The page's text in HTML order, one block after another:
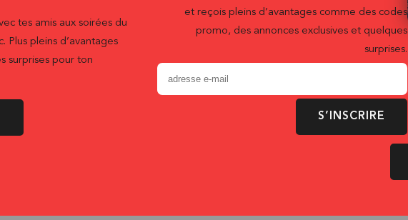
tes amis aux soirées du
Plus pleins d’avantages
surprises pour ton
et reçois pleins d’avantages comme des codes
promo, des annonces exclusives et quelques
surprises.
S’INSCRIRE